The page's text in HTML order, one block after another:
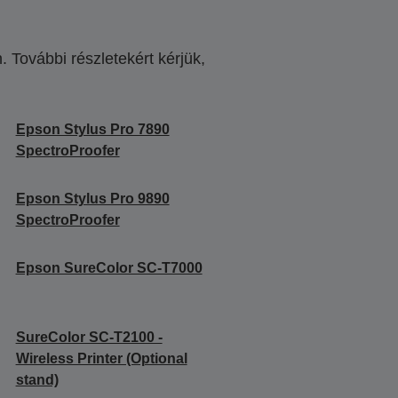
További részletekért kérjük,
Epson Stylus Pro 7890
SpectroProofer
Epson Stylus Pro 9890
SpectroProofer
Epson SureColor SC-T7000
SureColor SC-T2100 -
Wireless Printer (Optional
stand)